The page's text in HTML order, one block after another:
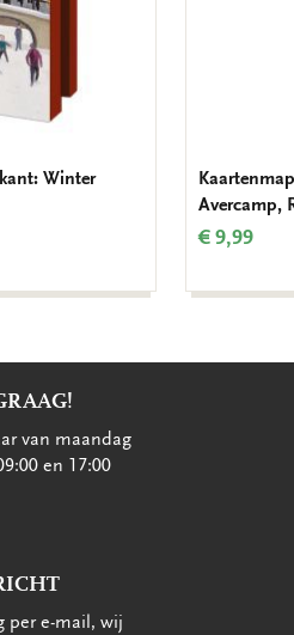
Winter
Avercamp,
€ 9,99
van maandag
en 17:00
per e-mail, wij